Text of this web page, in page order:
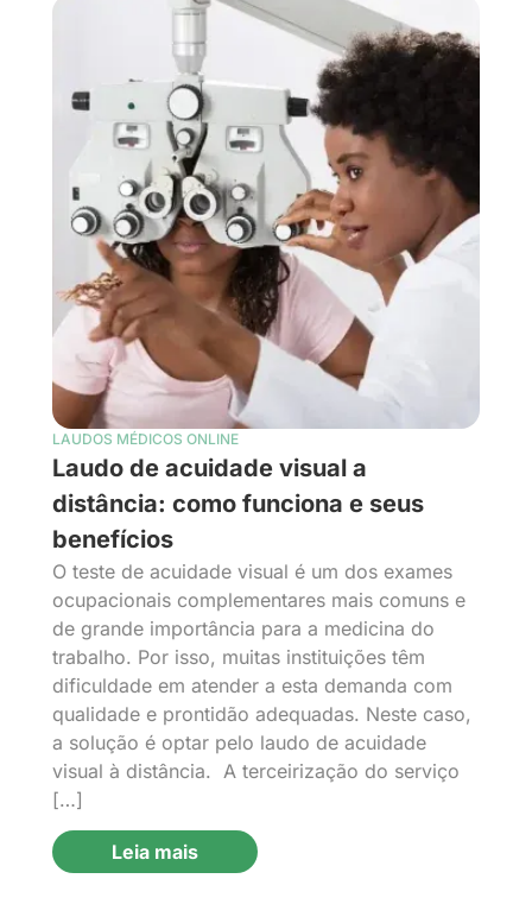
LAUDOS MÉDICOS ONLINE
Laudo de acuidade visual a
distância: como funciona e seus
benefícios
O teste de acuidade visual é um dos exames
ocupacionais complementares mais comuns e
de grande importância para a medicina do
trabalho. Por isso, muitas instituições têm
dificuldade em atender a esta demanda com
qualidade e prontidão adequadas. Neste caso,
a solução é optar pelo laudo de acuidade
visual à distância. A terceirização do serviço
[…]
Leia mais